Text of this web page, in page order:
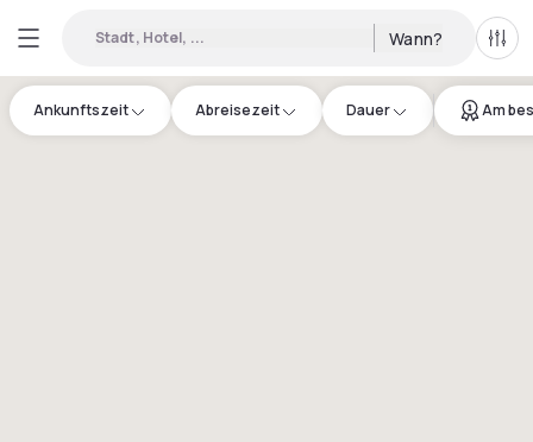
Stadt, Hotel, ... Wann? Alle
Ankunftszeit Abreisezeit Dauer Am